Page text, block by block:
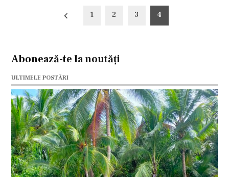
Paginație
1 2 3 4
Abonează-te la noutăți
ULTIMELE POSTĂRI